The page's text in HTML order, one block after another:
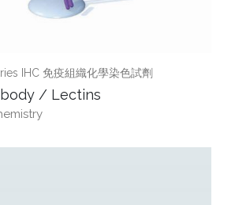
IHC 免疫組織化學染色試劑
/ Lectins